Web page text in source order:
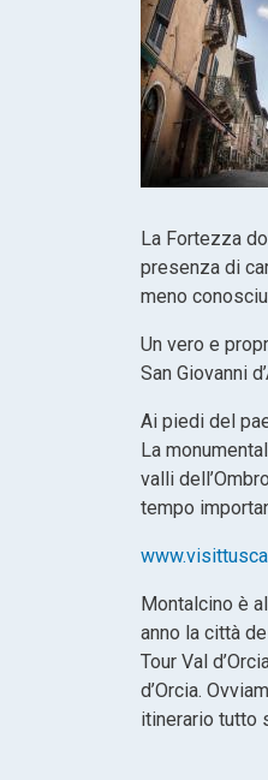
La Fortezza
presenza di
meno
Un vero e
San Giovanni
Ai piedi del
La
valli
tempo
Montalcino è
anno la città
Tour Val
d’Orcia.
itinerario tutto